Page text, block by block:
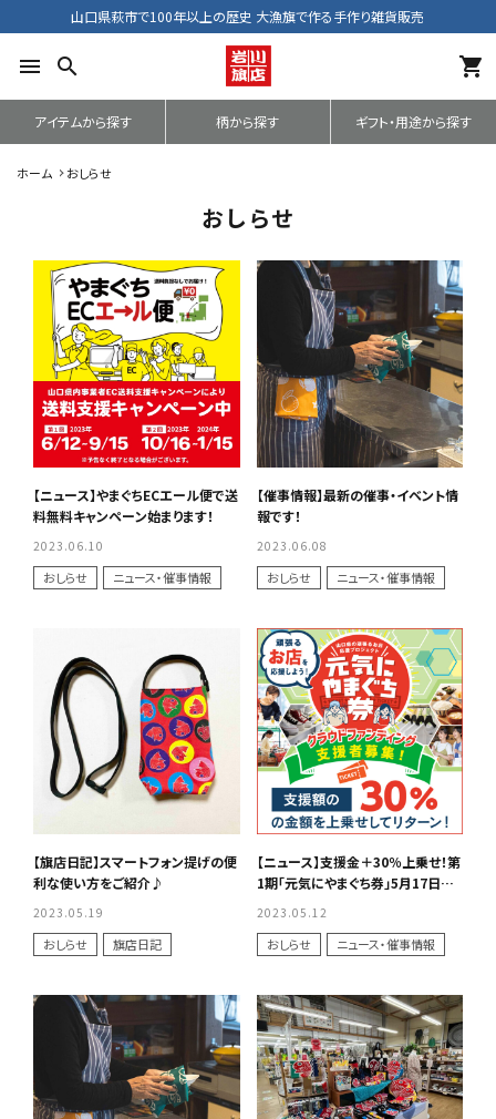
山口県萩市で100年以上の歴史 大漁旗で作る手作り雑貨販売
menu search shopping_cart
アイテムから探す 柄から探す ギフト・用途から探す
ホーム おしらせ
おしらせ
【ニュース】やまぐちECエール便で送
料無料キャンペーン始まります！
2023.06.10
おしらせ ニュース・催事情報
【催事情報】最新の催事・イベント情
報です！
2023.06.08
おしらせ ニュース・催事情報
【旗店日記】スマートフォン提げの便
利な使い方をご紹介♪
2023.05.19
おしらせ 旗店日記
【ニュース】支援金＋30％上乗せ！第
1期「元気にやまぐち券」5月17日申
し込み開始！
2023.05.12
おしらせ ニュース・催事情報